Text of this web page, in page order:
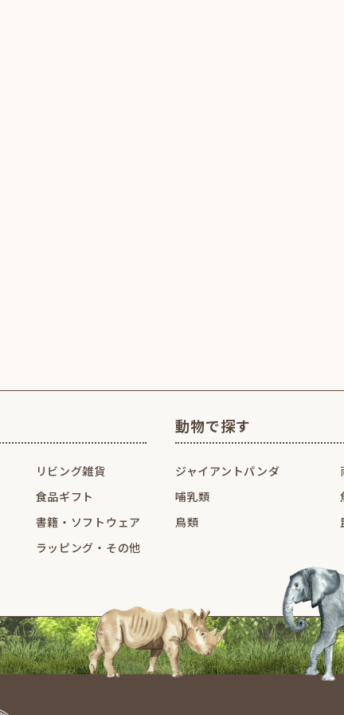
リビング雑貨
食品ギフト
書籍・ソフトウェア
ラッピング・その他
動物で探す
ジャイアントパンダ
哺乳類
鳥類